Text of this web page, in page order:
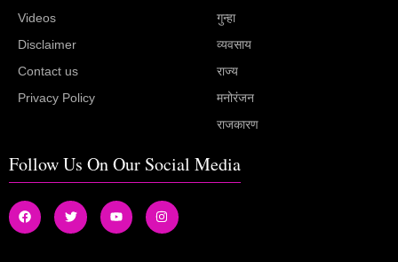
Videos
Disclaimer
Contact us
Privacy Policy
गुन्हा
व्यवसाय
राज्य
मनोरंजन
राजकारण
Follow Us On Our Social Media